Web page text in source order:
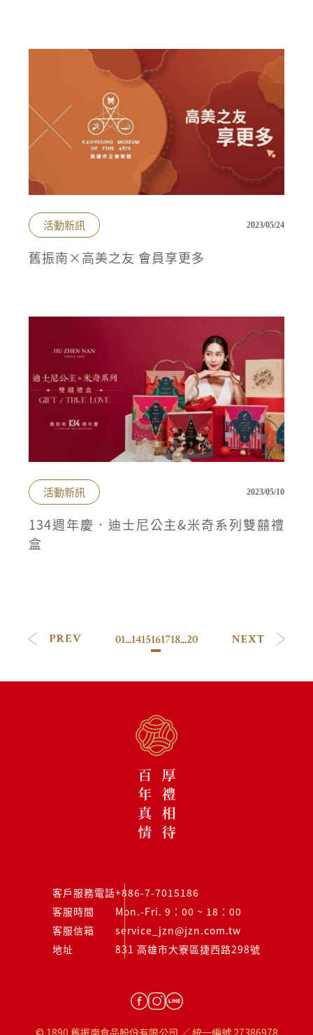
活動新訊 2023/05/24
舊振南×高美之友 會員享更多
活動新訊 2023/05/10
134週年慶．迪士尼公主&米奇系列雙囍禮
盒
01...1415161718...20
客戶服務電話+886-7-7015186
客服時間
Mon.-Fri. 9：00 ~ 18：00
客服信箱
service_jzn@jzn.com.tw
地址
831 高雄市大寮區捷西路298號
© 1890 舊振南食品股份有限公司 ／ 統一編號 27386978